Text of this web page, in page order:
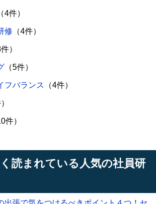
（4件）
修 （4件）
件）
（5件）
フバランス （4件）
件）
読まれている人気の社員研